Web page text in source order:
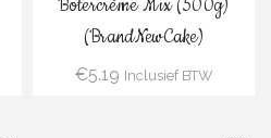
Botercrème Mix (500g)
(BrandNewCake)
€5.19 Inclusief BTW